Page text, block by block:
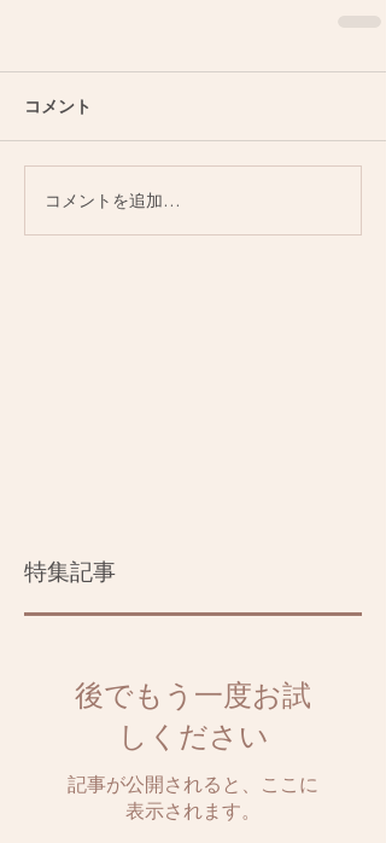
コメント
コメントを追加…
特集記事
後でもう一度お試
しください
記事が公開されると、ここに
表示されます。